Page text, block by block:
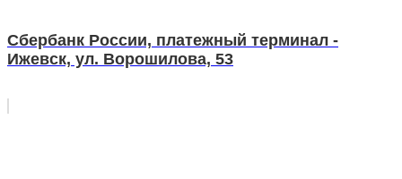
Сбербанк России, платежный терминал -
Ижевск, ул. Ворошилова, 53